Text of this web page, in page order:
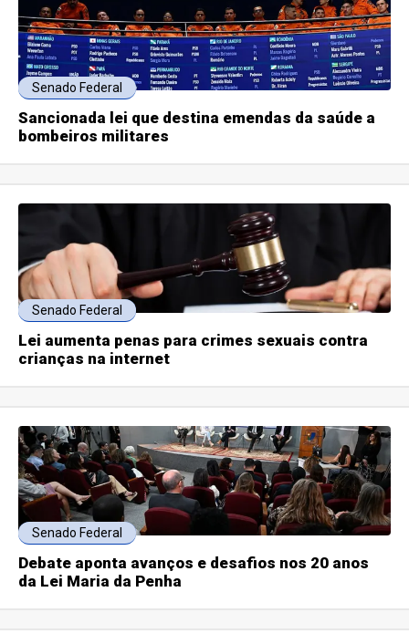
Senado Federal
Sancionada lei que destina emendas da saúde a
bombeiros militares
Senado Federal
Lei aumenta penas para crimes sexuais contra
crianças na internet
Senado Federal
Debate aponta avanços e desafios nos 20 anos
da Lei Maria da Penha